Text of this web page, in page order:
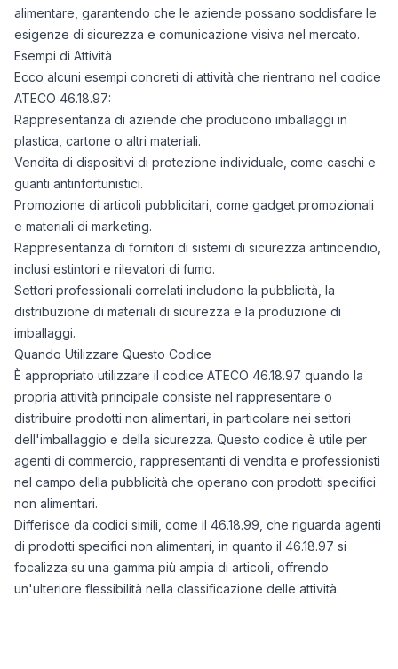
alimentare, garantendo che le aziende possano soddisfare le
esigenze di sicurezza e comunicazione visiva nel mercato.
Esempi di Attività
Ecco alcuni esempi concreti di attività che rientrano nel codice
ATECO 46.18.97:
Rappresentanza di aziende che producono imballaggi in
plastica, cartone o altri materiali.
Vendita di dispositivi di protezione individuale, come caschi e
guanti antinfortunistici.
Promozione di articoli pubblicitari, come gadget promozionali
e materiali di marketing.
Rappresentanza di fornitori di sistemi di sicurezza antincendio,
inclusi estintori e rilevatori di fumo.
Settori professionali correlati includono la pubblicità, la
distribuzione di materiali di sicurezza e la produzione di
imballaggi.
Quando Utilizzare Questo Codice
È appropriato utilizzare il codice ATECO 46.18.97 quando la
propria attività principale consiste nel rappresentare o
distribuire prodotti non alimentari, in particolare nei settori
dell'imballaggio e della sicurezza. Questo codice è utile per
agenti di commercio, rappresentanti di vendita e professionisti
nel campo della pubblicità che operano con prodotti specifici
non alimentari.
Differisce da codici simili, come il 46.18.99, che riguarda agenti
di prodotti specifici non alimentari, in quanto il 46.18.97 si
focalizza su una gamma più ampia di articoli, offrendo
un'ulteriore flessibilità nella classificazione delle attività.